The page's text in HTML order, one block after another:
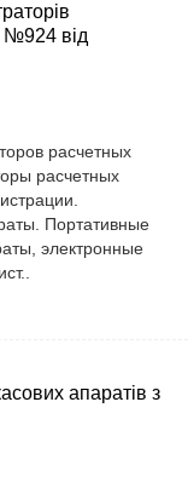
№924 від
расчетных
расчетных
Портативные
электронные
апаратів з